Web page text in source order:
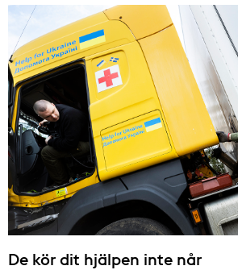
De kör dit hjälpen inte når